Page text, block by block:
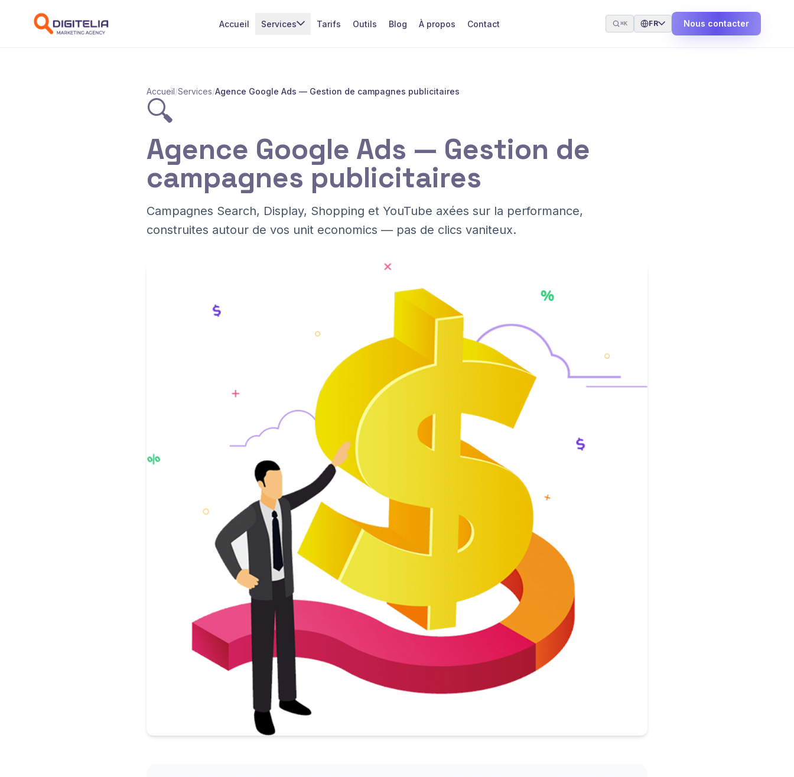
Accueil Services Tarifs Outils Blog À propos Contact ⌘K FR Nous contacter
Accueil/Services/Agence Google Ads — Gestion de campagnes publicitaires
🔍
Agence Google Ads — Gestion de
campagnes publicitaires
Campagnes Search, Display, Shopping et YouTube axées sur la performance,
construites autour de vos unit economics — pas de clics vaniteux.